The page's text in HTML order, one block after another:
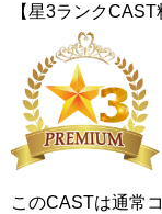
【星3ランクCAST
このCASTは通常